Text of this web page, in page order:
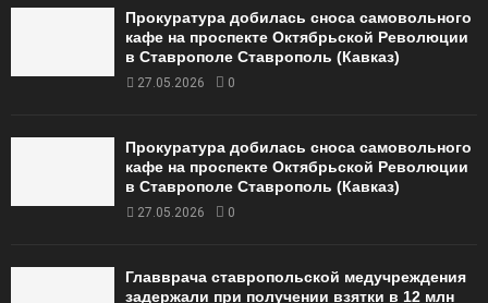
Прокуратура добилась сноса самовольного
кафе на проспекте Октябрьской Революции
в Ставрополе Ставрополь (Кавказ)
27.05.2026 0
Прокуратура добилась сноса самовольного
кафе на проспекте Октябрьской Революции
в Ставрополе Ставрополь (Кавказ)
27.05.2026 0
Главврача ставропольской медучреждения
задержали при получении взятки в 12 млн